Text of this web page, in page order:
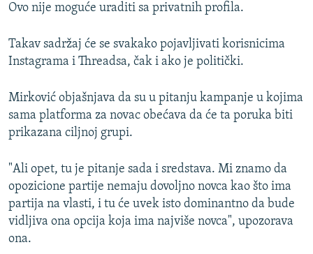
Ovo nije moguće uraditi sa privatnih profila.
Takav sadržaj će se svakako pojavljivati korisnicima
Instagrama i Threadsa, čak i ako je politički.
Mirković objašnjava da su u pitanju kampanje u kojima
sama platforma za novac obećava da će ta poruka biti
prikazana ciljnoj grupi.
"Ali opet, tu je pitanje sada i sredstava. Mi znamo da
opozicione partije nemaju dovoljno novca kao što ima
partija na vlasti, i tu će uvek isto dominantno da bude
vidljiva ona opcija koja ima najviše novca", upozorava
ona.